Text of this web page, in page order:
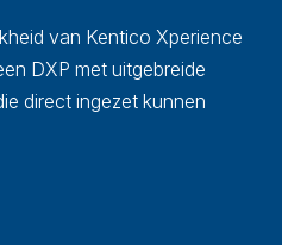
van Kentico Xperience
DXP met uitgebreide
direct ingezet kunnen